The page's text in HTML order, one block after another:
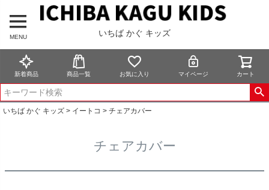
MENU いちば かぐ キッズ
新着商品 商品一覧 お気に入り マイページ カート
いちば かぐ キッズ イートコ チェアカバー
チェアカバー